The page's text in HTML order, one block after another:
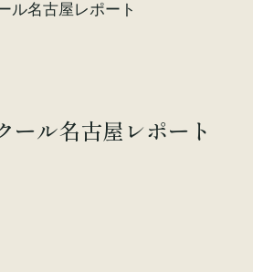
ル名古屋レポート
ール名古屋レポート